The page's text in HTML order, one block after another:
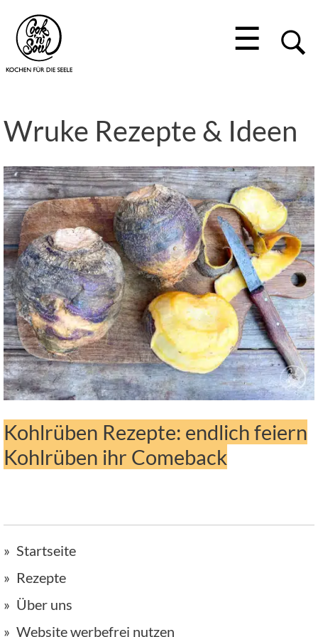
☰
Wruke Rezepte & Ideen
Kohlrüben Rezepte: endlich feiern
Kohlrüben ihr Comeback
Startseite
Rezepte
Über uns
Website werbefrei nutzen